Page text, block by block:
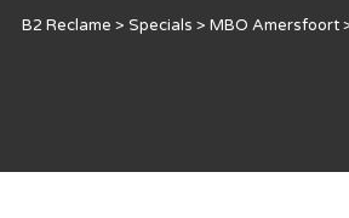
B2 Reclame > Specials > MBO Amersfoort